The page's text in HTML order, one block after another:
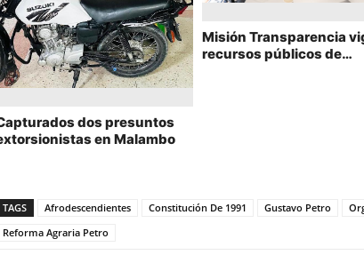
dos presuntos
en Malambo
Misión Transparencia
recursos públicos de
TAGS Afrodescendientes Constitución De 1991 Gustavo Petro
Reforma Agraria Petro